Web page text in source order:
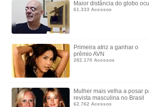
Maior distância do globo
61.333 Acessos
Primeira atriz a ganhar o
prêmio AVN
282.170 Acessos
Mulher mais velha a posar
revista masculina no Brasil
62.762 Acessos